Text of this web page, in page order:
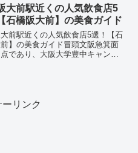
ンルも豊富で、ランチやディナ
たりの名店が揃...
大前駅近くの人気飲食店5
石橋阪大前】の美食ガイド
前駅近くの人気飲食店5選！【石
】の美食ガイド冒頭文阪急箕面
であり、大阪大学豊中キャンパ
リンク